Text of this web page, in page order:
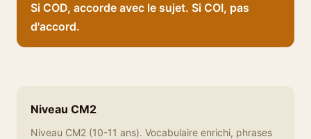
Si COD, accorde avec le sujet. Si COI, pas
d'accord.
Niveau CM2
Niveau CM2 (10-11 ans). Vocabulaire enrichi, phrases